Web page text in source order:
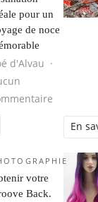
pour un
de noce
d'Alvau
sur
En
votre
Back.